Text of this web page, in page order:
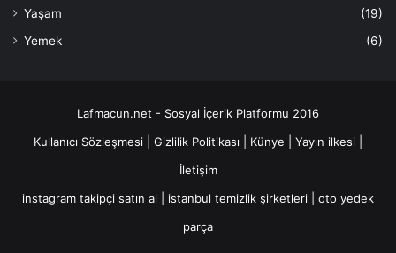
Yaşam
(19)
Yemek
(6)
Lafmacun.net - Sosyal İçerik Platformu 2016
Kullanıcı Sözleşmesi
Gizlilik Politikası Künye Yayın ilkesi
İletişim
instagram takipçi satın al
istanbul temizlik şirketleri
oto yedek
parça